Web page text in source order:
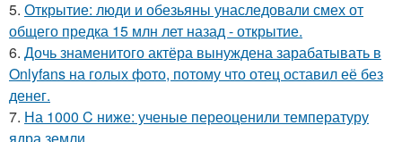
5. Открытие: люди и обезьяны унаследовали смех от
общего предка 15 млн лет назад - открытие.
6. Дочь знаменитого актёра вынуждена зарабатывать в
Onlyfans на голых фото, потому что отец оставил её без
денег.
7. На 1000 C ниже: ученые переоценили температуру
ядра земли.